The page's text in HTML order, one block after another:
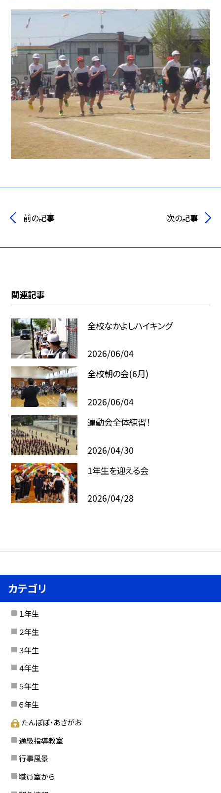
前の記事 次の記事
関連記事
全校なかよしハイキング
2026/06/04
全校朝の会(6月)
2026/06/04
運動会全体練習！
2026/04/30
1年生を迎える会
2026/04/28
カテゴリ
１年生
２年生
３年生
４年生
５年生
６年生
たんぽぽ・あさがお
通級指導教室
行事風景
職員室から